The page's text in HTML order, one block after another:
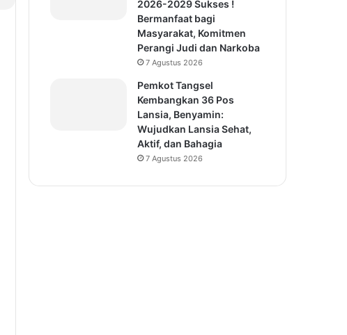
2026-2029 Sukses !
Bermanfaat bagi
Masyarakat, Komitmen
Perangi Judi dan Narkoba
7 Agustus 2026
Pemkot Tangsel
Kembangkan 36 Pos
Lansia, Benyamin:
Wujudkan Lansia Sehat,
Aktif, dan Bahagia
7 Agustus 2026